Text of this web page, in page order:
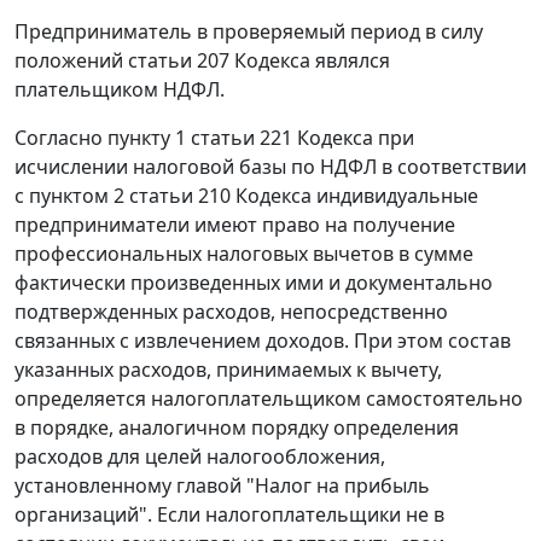
Предприниматель в проверяемый период в силу
положений статьи 207 Кодекса являлся
плательщиком НДФЛ.
Согласно пункту 1 статьи 221 Кодекса при
исчислении налоговой базы по НДФЛ в соответствии
с пунктом 2 статьи 210 Кодекса индивидуальные
предприниматели имеют право на получение
профессиональных налоговых вычетов в сумме
фактически произведенных ими и документально
подтвержденных расходов, непосредственно
связанных с извлечением доходов. При этом состав
указанных расходов, принимаемых к вычету,
определяется налогоплательщиком самостоятельно
в порядке, аналогичном порядку определения
расходов для целей налогообложения,
установленному главой "Налог на прибыль
организаций". Если налогоплательщики не в